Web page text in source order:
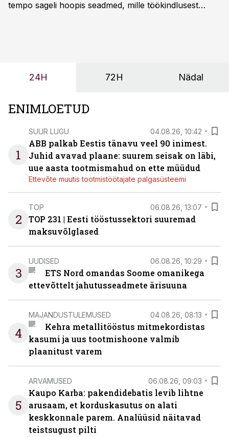
tempo sageli hoopis seadmed, mille töökindlusest
24H 72H Nädal
ENIMLOETUD
1
SUUR LUGU 04.08.26, 10:42
ABB palkab Eestis tänavu veel 90 inimest.
Juhid avavad plaane: suurem seisak on läbi,
uue aasta tootmismahud on ette müüdud
Ettevõte muutis tootmistöötajate palgasüsteemi
2
TOP 06.08.26, 13:07
TOP 231 | Eesti tööstussektori suuremad
maksuvõlglased
3
UUDISED 06.08.26, 10:29
ETS Nord omandas Soome omanikega
ettevõttelt jahutusseadmete ärisuuna
4
MAJANDUSTULEMUSED 04.08.26, 08:13
Kehra metallitööstus mitmekordistas
kasumi ja uus tootmishoone valmib
plaanitust varem
5
ARVAMUSED 06.08.26, 09:03
Kaupo Karba: pakendidebatis levib lihtne
arusaam, et korduskasutus on alati
keskkonnale parem. Analüüsid näitavad
teistsugust pilti